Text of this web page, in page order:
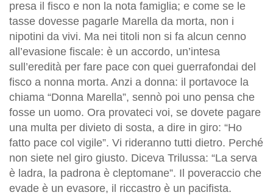
presa il fisco e non la nota famiglia; e come se le
tasse dovesse pagarle Marella da morta, non i
nipotini da vivi. Ma nei titoli non si fa alcun cenno
all’evasione fiscale: è un accordo, un’intesa
sull’eredità per fare pace con quei guerrafondai del
fisco a nonna morta. Anzi a donna: il portavoce la
chiama “Donna Marella”, sennò poi uno pensa che
fosse un uomo. Ora provateci voi, se dovete pagare
una multa per divieto di sosta, a dire in giro: “Ho
fatto pace col vigile”. Vi rideranno tutti dietro. Perché
non siete nel giro giusto. Diceva Trilussa: “La serva
è ladra, la padrona è cleptomane”. Il poveraccio che
evade è un evasore, il riccastro è un pacifista.